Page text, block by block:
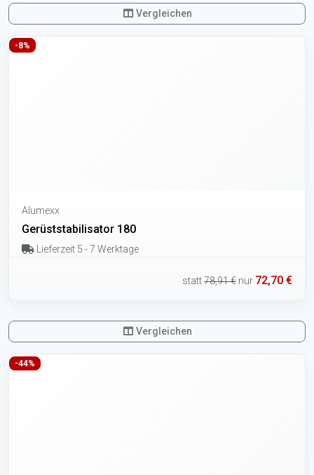
Vergleichen
-8%
Alumexx
Gerüststabilisator 180
Lieferzeit 5 - 7 Werktage
statt78,91 € nur 72,70 €
Vergleichen
-44%